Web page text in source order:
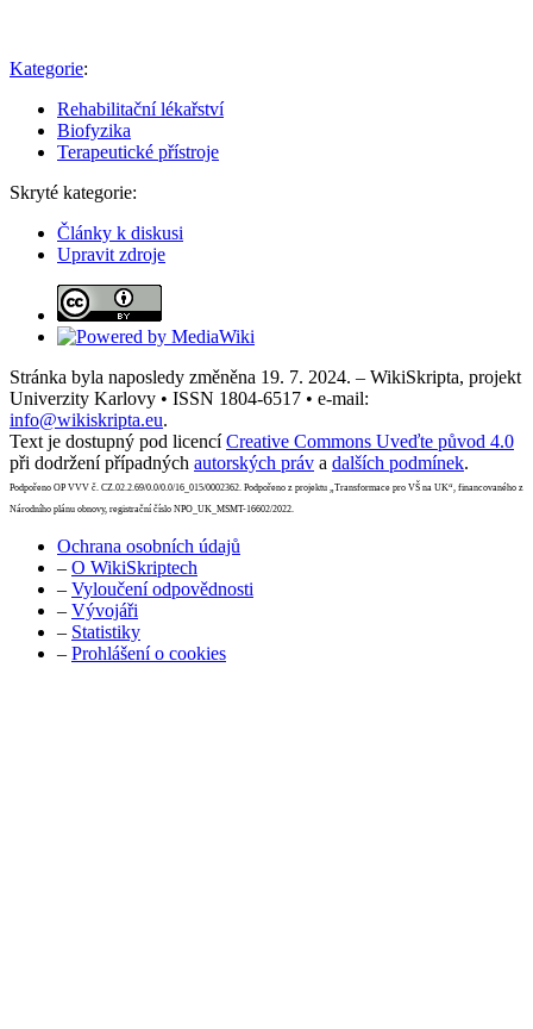
Kategorie:
Rehabilitační lékařství
Biofyzika
Terapeutické přístroje
Skryté kategorie:
Články k diskusi
Upravit zdroje
Stránka byla naposledy změněna 19. 7. 2024. – WikiSkripta, projekt
Univerzity Karlovy • ISSN 1804-6517 • e-mail:
info@wikiskripta.eu.
Text je dostupný pod licencíCreative Commons Uveďte původ 4.0
při dodržení případných autorských práv a dalších podmínek.
Podpořeno OP VVV č. CZ.02.2.69/0.0/0.0/16_015/0002362. Podpořeno z projektu „Transformace pro VŠ na UK“, financovaného z
Národního plánu obnovy, registrační číslo NPO_UK_MSMT-16602/2022.
Ochrana osobních údajů
– O WikiSkriptech
– Vyloučení odpovědnosti
– Vývojáři
– Statistiky
– Prohlášení o cookies